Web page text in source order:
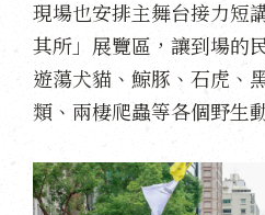
現場也安排主舞台接力短
其所」展覽區，讓到場的
遊蕩犬貓、鯨豚、石虎、
類、兩棲爬蟲等各個野生